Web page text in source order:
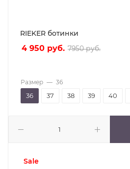
RIEKER ботинки
4 950 руб. 7950руб.
Размер — 36
36 37 38 39 40
sale